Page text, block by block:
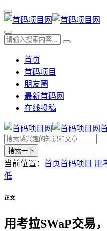
首页
首码项目
朋友圈
最新首码网
在线投稿
搜索一下
当前位置： 首页首码项目 用
低
正文
用考拉SWaP交易